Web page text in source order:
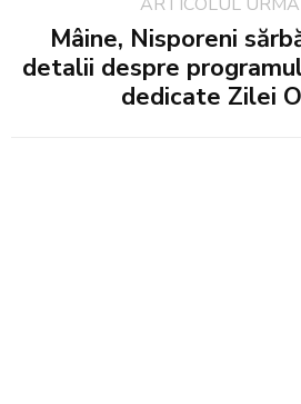
Mâine, Nisporeni
detalii despre
dedicate Zilei